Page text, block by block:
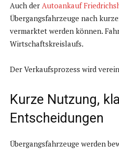
Auch der Autoankauf
Übergangsfahrzeuge nach
vermarktet werden können.
Wirtschaftskreislaufs.
Der Verkaufsprozess wird
Kurze Nutzung,
Entscheidungen
Übergangsfahrzeuge werden